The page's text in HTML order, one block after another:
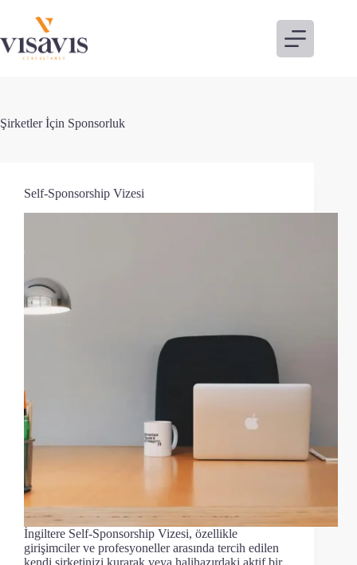
content
Şirketler İçin Sponsorluk
Self-Sponsorship Vizesi
İngiltere Self-Sponsorship Vizesi, özellikle
girişimciler ve profesyoneller arasında tercih edilen
kendi şirketinizi kurarak veya halihazırdaki aktif bir